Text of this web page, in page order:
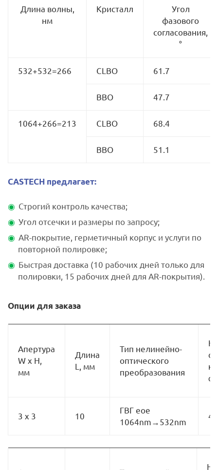
Длина волны,
нм
Кристалл
Угол
фазового
согласования,
°
532+532=266 CLBO 61.7
BBO 47.7
1064+266=213 CLBO 68.4
BBO 51.1
CASTECH предлагает:
Строгий контроль качества;
Угол отсечки и размеры по запросу;
AR-покрытие, герметичный корпус и услуги по
повторной полировке;
Быстрая доставка (10 рабочих дней только для
полировки, 15 рабочих дней для AR-покрытия).
Опции для заказа
Апертура
W x H,
мм
Длина
L, мм
Тип нелинейно-
оптического
преобразования
φ,
3 x 3 10
ГВГ eoe
1064nm→532nm